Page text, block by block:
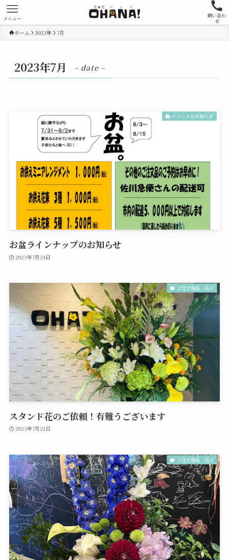
問い合わ
せ
メニュー
ホーム 2023年 7月
2023年7月 – date –
イベントのお知らせ
お盆ラインナップのお知らせ
2023年7月24日
ご注文商品 紹介
スタンド花のご依頼！有難うございます
2023年7月21日
ご注文商品 紹介